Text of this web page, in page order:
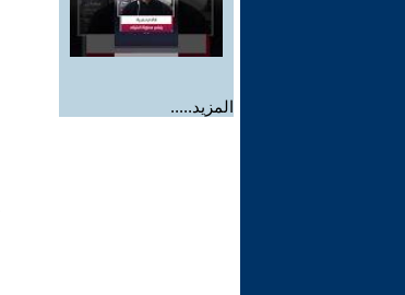
المزيد.....